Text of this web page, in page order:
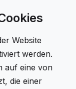
Website
werden.
auf eine von
die einer